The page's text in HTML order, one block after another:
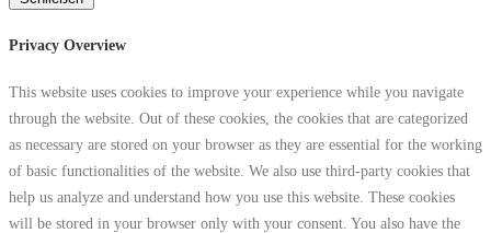
Privacy Overview
This website uses cookies to improve your experience while you navigate
through the website. Out of these cookies, the cookies that are categorized
as necessary are stored on your browser as they are essential for the working
of basic functionalities of the website. We also use third-party cookies that
help us analyze and understand how you use this website. These cookies
will be stored in your browser only with your consent. You also have the